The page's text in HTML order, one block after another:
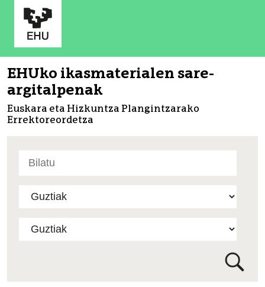
EHUko ikasmaterialen sare-
argitalpenak
Euskara eta Hizkuntza Plangintzarako
Errektoreordetza
atarian